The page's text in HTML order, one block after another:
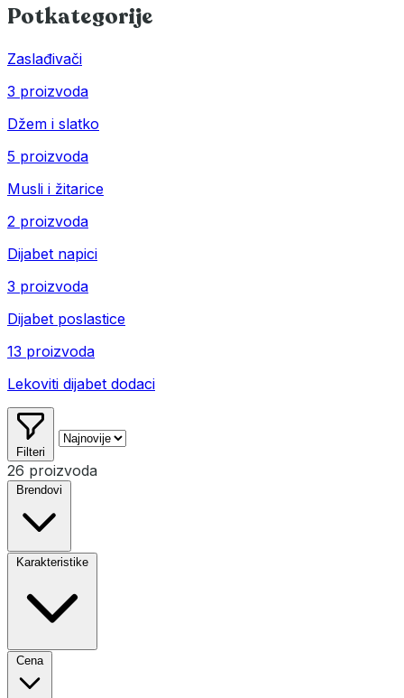
Potkategorije
Zaslađivači
3 proizvoda
Džem i slatko
5 proizvoda
Musli i žitarice
2 proizvoda
Dijabet napici
3 proizvoda
Dijabet poslastice
13 proizvoda
Lekoviti dijabet dodaci
Filteri
26 proizvoda
Brendovi
Karakteristike
Cena